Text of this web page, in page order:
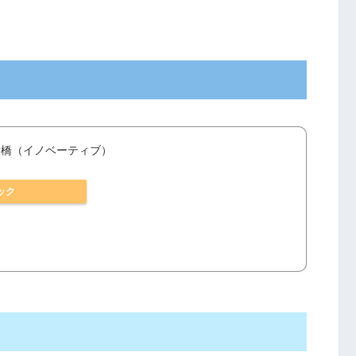
（イノベーティブ）
ク